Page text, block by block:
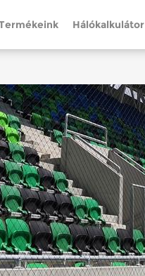
Hálókalkulátor